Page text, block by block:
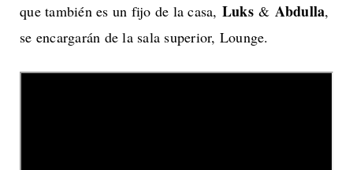
que también es un fijo de la casa, Luks& Abdulla,
se encargarán de la sala superior, Lounge.